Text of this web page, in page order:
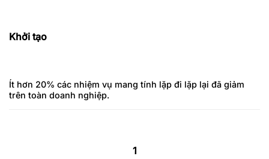
Khởi tạo
Ít hơn 20% các nhiệm vụ mang tính lặp đi lặp lại đã giảm
trên toàn doanh nghiệp.
1